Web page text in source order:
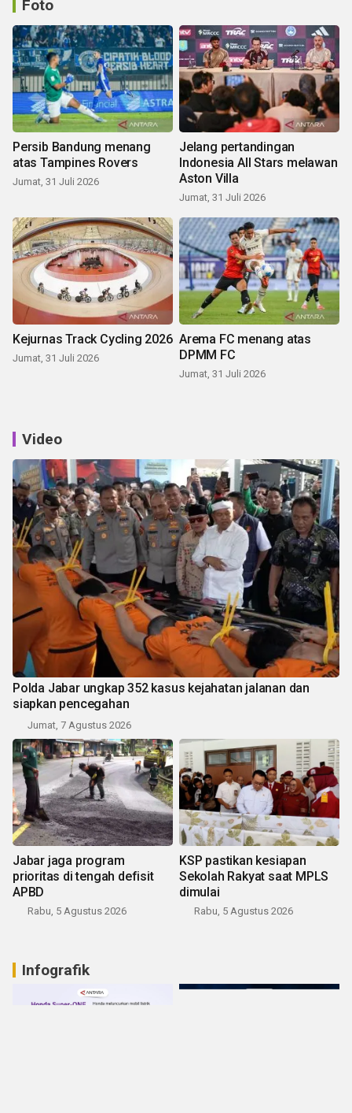
Foto
Persib Bandung menang
atas Tampines Rovers
Jumat, 31 Juli 2026
Jelang pertandingan
Indonesia All Stars melawan
Aston Villa
Jumat, 31 Juli 2026
Kejurnas Track Cycling 2026
Jumat, 31 Juli 2026
Arema FC menang atas
DPMM FC
Jumat, 31 Juli 2026
Video
Polda Jabar ungkap 352 kasus kejahatan jalanan dan
siapkan pencegahan
Jumat, 7 Agustus 2026
Jabar jaga program
prioritas di tengah defisit
APBD
Rabu, 5 Agustus 2026
KSP pastikan kesiapan
Sekolah Rakyat saat MPLS
dimulai
Rabu, 5 Agustus 2026
Infografik